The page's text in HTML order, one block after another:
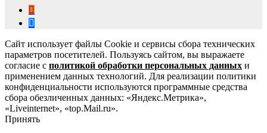
Сайт использует файлы Cookie и сервисы сбора технических
параметров посетителей. Пользуясь сайтом, вы выражаете
согласие с политикой обработки персональных данных и
применением данных технологий. Для реализации политики
конфиденциальности используются программные средства
сбора обезличенных данных: «Яндекс.Метрика»,
«Liveinternet», «top.Mail.ru».
Принять